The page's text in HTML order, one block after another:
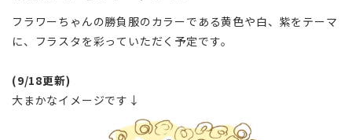
フラワーちゃんの勝負服のカラーである黄色や白、紫をテーマ
に、フラスタを彩っていただく予定です。
(9/18更新)
大まかなイメージです↓